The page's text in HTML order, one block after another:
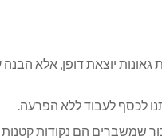
גאונות יוצאת דופן, אלא
לכסף לעבוד ללא הפרעה.
שמשברים הם נקודות